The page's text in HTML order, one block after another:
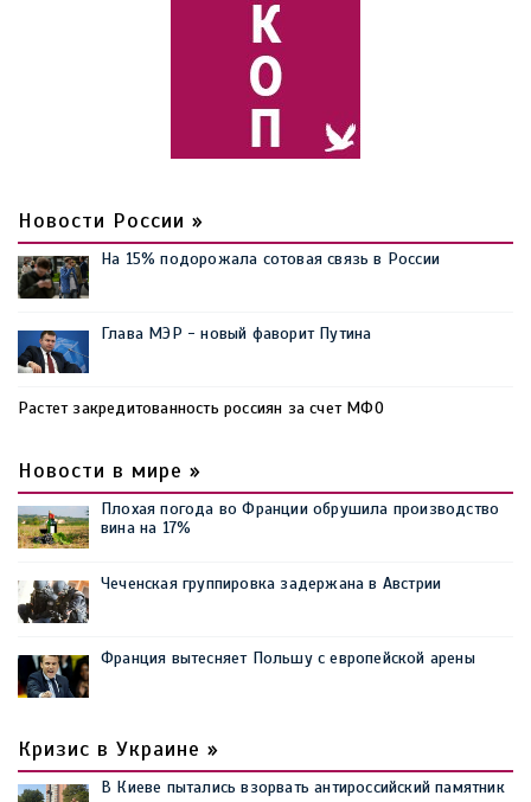
Новости России »
На 15% подорожала сотовая связь в России
Глава МЭР - новый фаворит Путина
Растет закредитованность россиян за счет МФО
Новости в мире »
Плохая погода во Франции обрушила производство
вина на 17%
Чеченская группировка задержана в Австрии
Франция вытесняет Польшу с европейской арены
Кризис в Украине »
В Киеве пытались взорвать антироссийский памятник